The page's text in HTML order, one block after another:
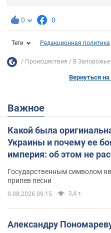
0 0
Теги Редакционная политика
Происшествия В
Вернуться
Важное
Какой была
Украины и почему ее
империя: об этом не
Государственным символом
припев песни
9.08.2026 09:15 3,4 т.
Александру